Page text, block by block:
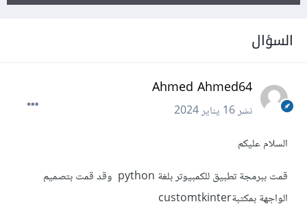
السؤال
Ahmed Ahmed64
نشر16 يناير 2024
السلام عليكم
قمت ببرمجة تطبيق للكمبيوتر بلغة python وقد قمت بتصميم
الواجهة بمكتبةcustomtkinter